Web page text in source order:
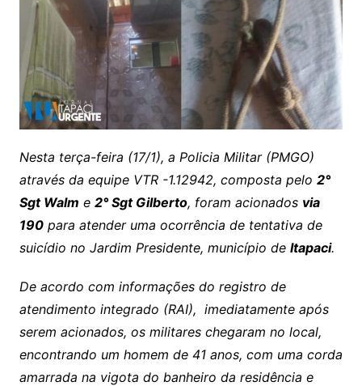
Nesta terça-feira (17/1), a Policia Militar (PMGO)
através da equipe VTR -1.12942, composta pelo 2°
Sgt Walm e 2° Sgt Gilberto, foram acionados via
190para atender uma ocorrência de tentativa de
suicídio no Jardim Presidente, município de Itapaci.
De acordo com informações do registro de
atendimento integrado (RAI), imediatamente após
serem acionados, os militares chegaram no local,
encontrando um homem de 41 anos, com uma corda
amarrada na vigota do banheiro da residência e